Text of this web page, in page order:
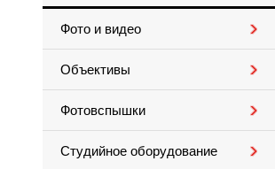
Фото и видео
Объективы
Фотовспышки
Студийное оборудование